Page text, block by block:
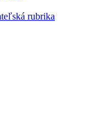
rubrika